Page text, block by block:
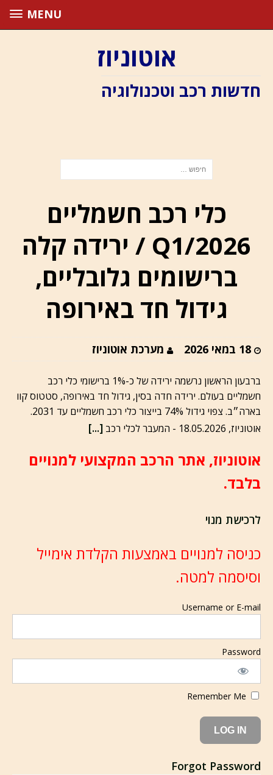
MENU
אוטוניוז
חדשות רכב וטכנולוגיה
כלי רכב חשמליים
Q1/2026 / ירידה קלה
ברישומים גלובליים,
גידול חד באירופה
18 במאי 2026 מערכת אוטוניוז
ברבעון הראשון נרשמה ירידה של כ-1% ברישומי כלי רכב
חשמליים בעולם. ירידה חדה בסין, גידול חד באירופה, סטטוס קוו
בארה״ב. צפוי גידול 74% בייצור כלי רכב חשמליים עד 2031.
אוטוניוז, 18.05.2026 - המעבר לכלי רכב
[...]
אוטוניוז, אתר הרכב המקצועי למנויים
בלבד.
לרכישת מנוי
כניסה למנויים באמצעות הקלדת אימייל
וסיסמה למטה.
Username or E-mail
Password
Forgot Password